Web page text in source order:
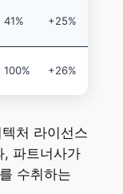
41% +25%
100% +26%
처 라이선스
, 파트너사가
수취하는